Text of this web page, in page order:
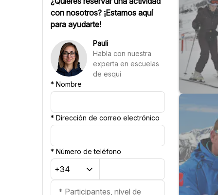
Sueco
Finlandés
Ruso
Esloveno
Eslovaco
Portugués
Croata
con nosotros? ¡Estamos aquí
para ayudarte!
Pauli
Habla con nuestra
experta en escuelas
de esquí
* Nombre
* Dirección de correo electrónico
* Número de teléfono